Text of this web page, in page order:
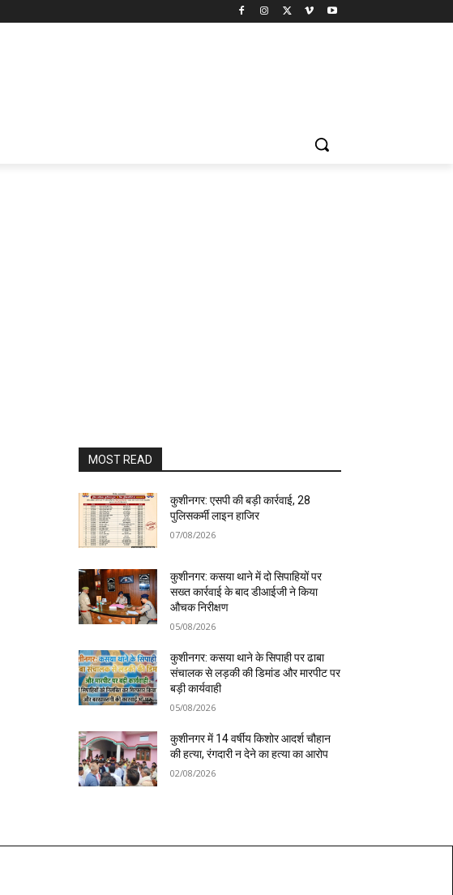
MOST READ
कुशीनगर: एसपी की बड़ी कार्रवाई, 28
पुलिसकर्मी लाइन हाजिर
07/08/2026
कुशीनगर: कसया थाने में दो सिपाहियों पर
सख्त कार्रवाई के बाद डीआईजी ने किया
औचक निरीक्षण
05/08/2026
कुशीनगर: कसया थाने के सिपाही पर ढाबा
संचालक से लड़की की डिमांड और मारपीट पर
बड़ी कार्यवाही
05/08/2026
कुशीनगर में 14 वर्षीय किशोर आदर्श चौहान
की हत्या, रंगदारी न देने का हत्या का आरोप
02/08/2026